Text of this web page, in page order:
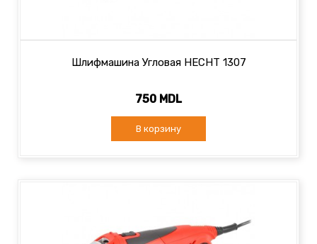
Шлифмашина Угловая HECHT 1307
750 MDL
В корзину